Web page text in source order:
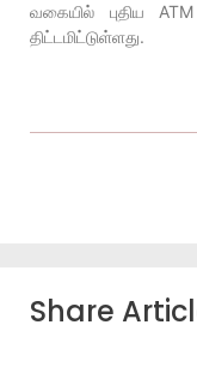
வகையில் புதிய
திட்டமிட்டுள்ளது.
Share